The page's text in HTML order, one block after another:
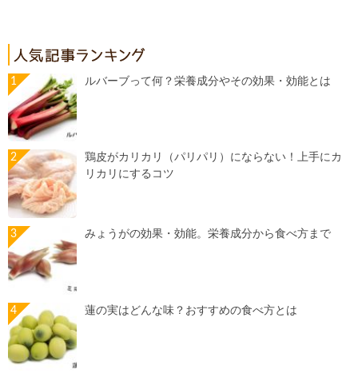
ルバーブって何？栄養成分やその効果・効能とは
鶏皮がカリカリ（パリパリ）にならない！上手にカ
リカリにするコツ
みょうがの効果・効能。栄養成分から食べ方まで
蓮の実はどんな味？おすすめの食べ方とは